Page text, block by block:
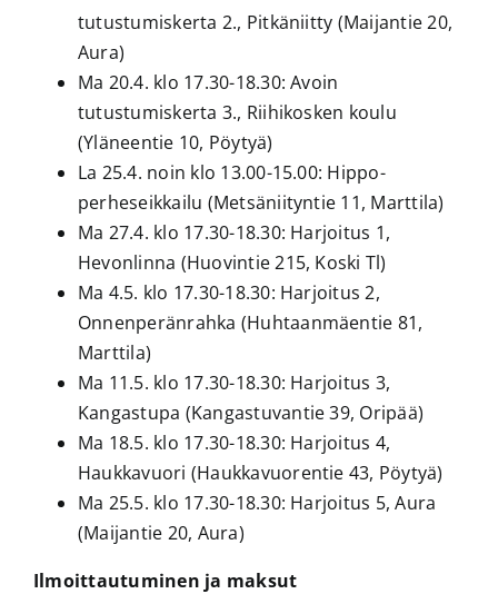
tutustumiskerta 2., Pitkäniitty (Maijantie 20,
Aura)
Ma 20.4. klo 17.30-18.30: Avoin
tutustumiskerta 3., Riihikosken koulu
(Yläneentie 10, Pöytyä)
La 25.4. noin klo 13.00-15.00: Hippo-
perheseikkailu (Metsäniityntie 11, Marttila)
Ma 27.4. klo 17.30-18.30: Harjoitus 1,
Hevonlinna (Huovintie 215, Koski Tl)
Ma 4.5. klo 17.30-18.30: Harjoitus 2,
Onnenperänrahka (Huhtaanmäentie 81,
Marttila)
Ma 11.5. klo 17.30-18.30: Harjoitus 3,
Kangastupa (Kangastuvantie 39, Oripää)
Ma 18.5. klo 17.30-18.30: Harjoitus 4,
Haukkavuori (Haukkavuorentie 43, Pöytyä)
Ma 25.5. klo 17.30-18.30: Harjoitus 5, Aura
(Maijantie 20, Aura)
Ilmoittautuminen ja maksut